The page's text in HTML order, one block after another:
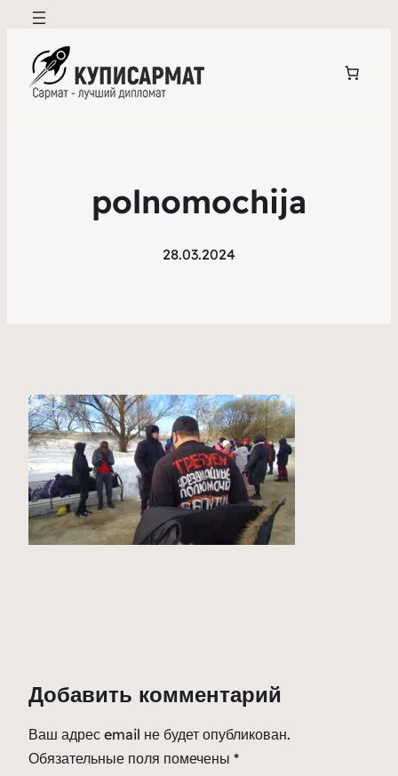
polnomochija
28.03.2024
Добавить комментарий
Ваш адрес email не будет опубликован.
Обязательные поля помечены *